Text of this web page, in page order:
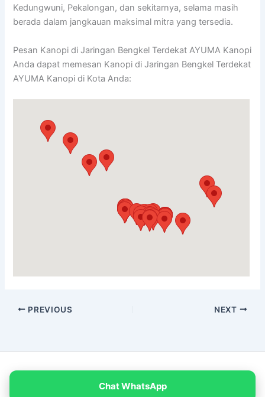
Kedungwuni, Pekalongan, dan sekitarnya, selama masih
berada dalam jangkauan maksimal mitra yang tersedia.
Pesan Kanopi di Jaringan Bengkel Terdekat AYUMA Kanopi
Anda dapat memesan Kanopi di Jaringan Bengkel Terdekat
AYUMA Kanopi di Kota Anda:
PREVIOUS NEXT
Chat WhatsApp